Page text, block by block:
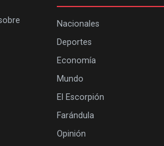
Nacionales
Deportes
Economía
Mundo
El Escorpión
Farándula
Opinión